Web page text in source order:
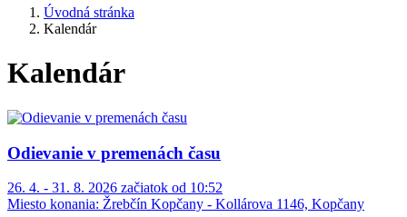
Úvodná stránka
Kalendár
Kalendár
Odievanie v premenách času
26. 4. - 31. 8. 2026 začiatok od 10:52
Miesto konania: Žrebčín Kopčany - Kollárova 1146, Kopčany